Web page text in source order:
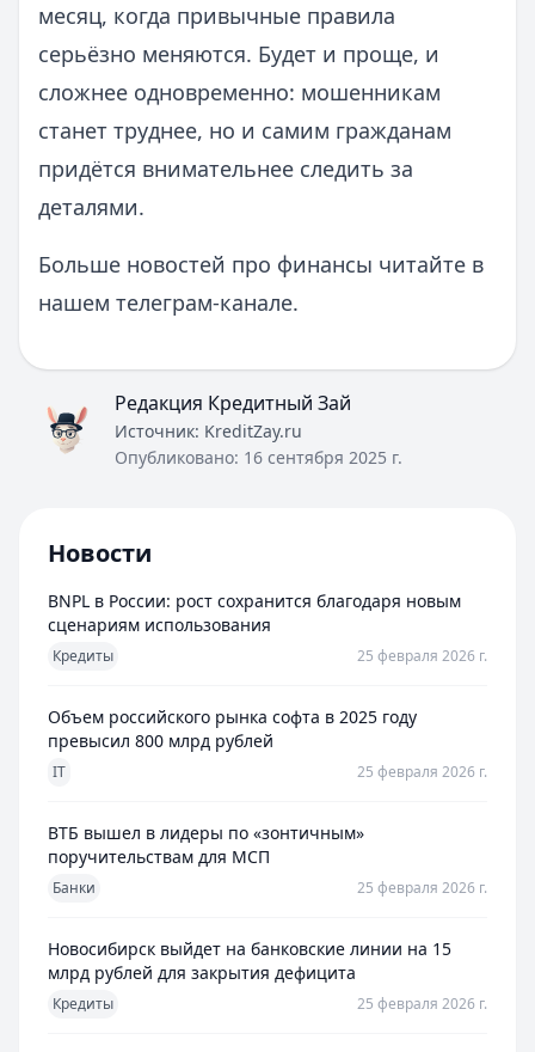
месяц, когда привычные правила
серьёзно меняются. Будет и проще, и
сложнее одновременно: мошенникам
станет труднее, но и самим гражданам
придётся внимательнее следить за
деталями.
Больше новостей про финансы читайте в
нашем телеграм-канале.
Редакция Кредитный Зай
Источник: KreditZay.ru
Опубликовано: 16 сентября 2025 г.
Новости
BNPL в России: рост сохранится благодаря новым
сценариям использования
Кредиты 25 февраля 2026 г.
Объем российского рынка софта в 2025 году
превысил 800 млрд рублей
IT 25 февраля 2026 г.
ВТБ вышел в лидеры по «зонтичным»
поручительствам для МСП
Банки 25 февраля 2026 г.
Новосибирск выйдет на банковские линии на 15
млрд рублей для закрытия дефицита
Кредиты 25 февраля 2026 г.